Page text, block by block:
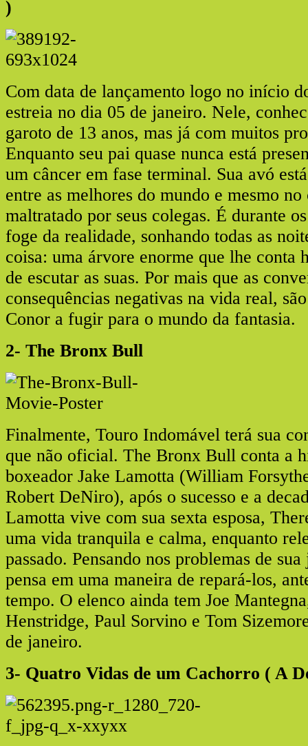
)
Com data de lançamento logo no início
estreia no dia 05 de janeiro. Nele,
garoto de 13 anos, mas já com muitos
Enquanto seu pai quase nunca está
um câncer em fase terminal. Sua avó
entre as melhores do mundo e mesmo
maltratado por seus colegas. É durante
foge da realidade, sonhando todas as
coisa: uma árvore enorme que lhe conta
de escutar as suas. Por mais que as
consequências negativas na vida real,
Conor a fugir para o mundo da fantasia.
2- The Bronx Bull
Finalmente, Touro Indomável terá sua
que não oficial. The Bronx Bull conta a
boxeador Jake Lamotta (William
Robert DeNiro), após o sucesso e a
Lamotta vive com sua sexta esposa,
uma vida tranquila e calma, enquanto
passado. Pensando nos problemas de
pensa em uma maneira de repará-los,
tempo. O elenco ainda tem Joe
Henstridge, Paul Sorvino e Tom
de janeiro.
3- Quatro Vidas de um Cachorro ( A